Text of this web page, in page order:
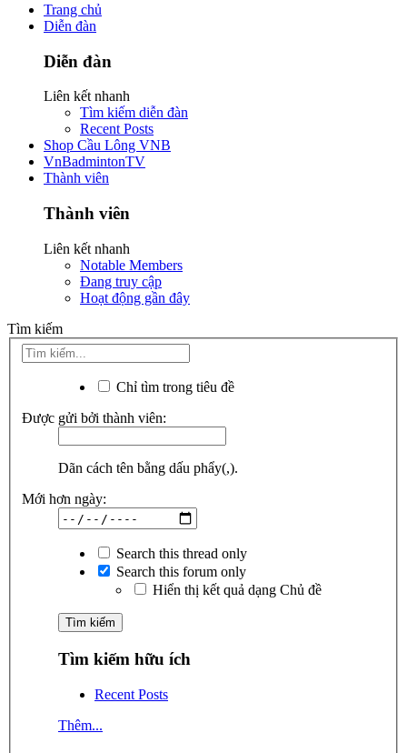
Trang chủ
Diễn đàn
Diễn đàn
Liên kết nhanh
Tìm kiếm diễn đàn
Recent Posts
Shop Cầu Lông VNB
VnBadmintonTV
Thành viên
Thành viên
Liên kết nhanh
Notable Members
Đang truy cập
Hoạt động gần đây
Tìm kiếm
Chỉ tìm trong tiêu đề
Được gửi bởi thành viên:
Dãn cách tên bằng dấu phẩy(,).
Mới hơn ngày:
Search this thread only
Search this forum only
Hiển thị kết quả dạng Chủ đề
Tìm kiếm hữu ích
Recent Posts
Thêm...